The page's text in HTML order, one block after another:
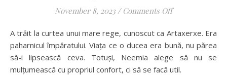
November 8, 2023 / Comments Offon Neemia –
A trăit la curtea unui mare rege, cunoscut ca Artaxerxe. Era
paharnicul împăratului. Viața ce o ducea era bună, nu părea
să-i lipsească ceva. Totuși, Neemia alege să nu se
mulțumească cu propriul confort, ci să se facă util.